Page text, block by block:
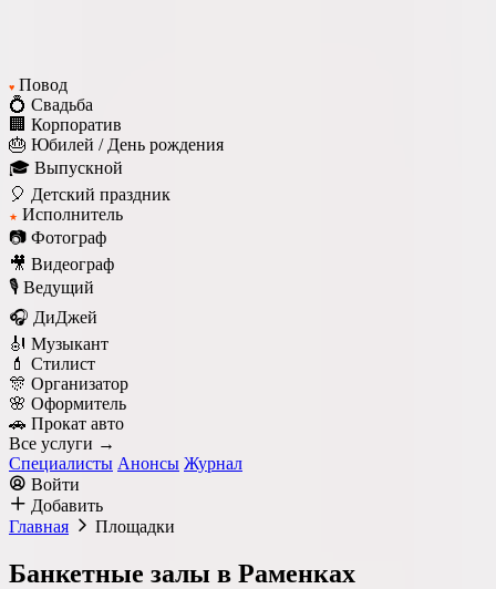
♥ Повод
💍 Свадьба
🏢 Корпоратив
🎂 Юбилей / День рождения
🎓 Выпускной
🎈 Детский праздник
★ Исполнитель
📷 Фотограф
🎥 Видеограф
🎙️ Ведущий
🎧 ДиДжей
🎻 Музыкант
💄 Стилист
🎊 Организатор
🌸 Оформитель
🚗 Прокат авто
Все услуги →
Специалисты Анонсы Журнал
Войти
Добавить
Главная
Площадки
Банкетные залы в Раменках